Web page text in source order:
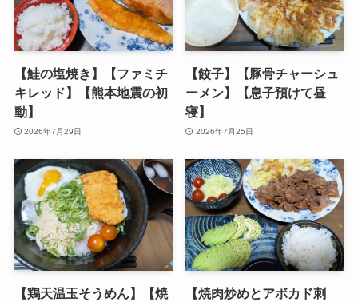
【鮭の塩焼き】【ファミチ
キレッド】【熊本地震の初
動】
2026年7月29日
【餃子】【豚骨チャーシュ
ーメン】【息子預けて昼
寝】
2026年7月25日
【鶏天温玉そうめん】【焼
【焼肉炒めとアボカド刺